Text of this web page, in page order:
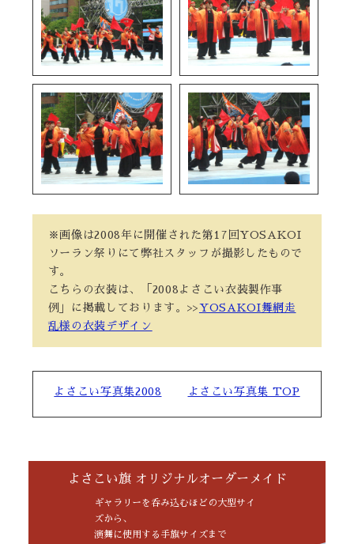
※画像は2008年に開催された第17回YOSAKOI
ソーラン祭りにて弊社スタッフが撮影したもので
す。
こちらの衣装は、「2008よさこい衣装製作事
例」に掲載しております。>>YOSAKOI舞網走
乱様の衣装デザイン
よさこい写真集2008 よさこい写真集 TOP
よさこい旗 オリジナルオーダーメイド
ギャラリーを呑み込むほどの大型サイ
ズから、
演舞に使用する手旗サイズまで